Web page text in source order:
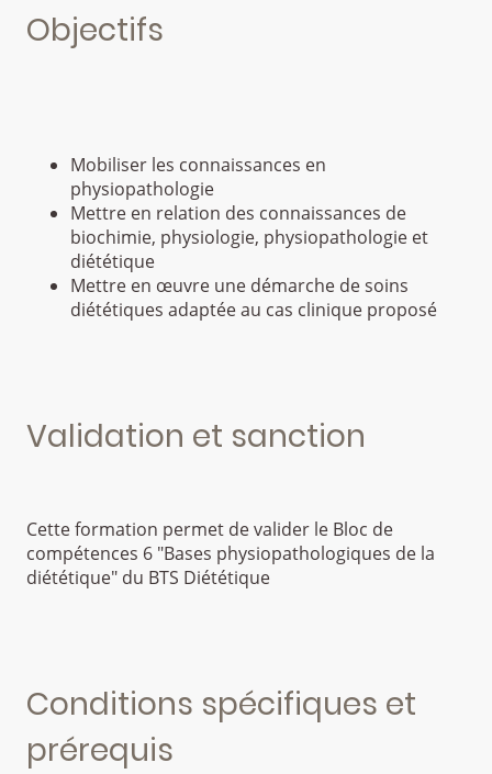
Objectifs
Mobiliser les connaissances en
physiopathologie
Mettre en relation des connaissances de
biochimie, physiologie, physiopathologie et
diététique
Mettre en œuvre une démarche de soins
diététiques adaptée au cas clinique proposé
Validation et sanction
Cette formation permet de valider le Bloc de
compétences 6 "Bases physiopathologiques de la
diététique" du BTS Diététique
Conditions spécifiques et
prérequis